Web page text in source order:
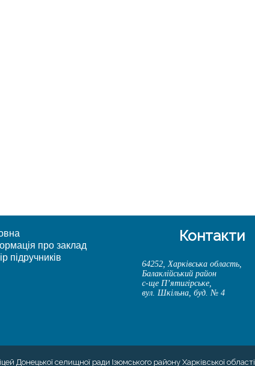
про заклад
підручників
Контакти
64252, Харківська область,
Балаклійський район
с-ще П’ятигірське,
вул. Шкільна, буд. № 4
Донецької селищної ради Ізюмського району Харківської області